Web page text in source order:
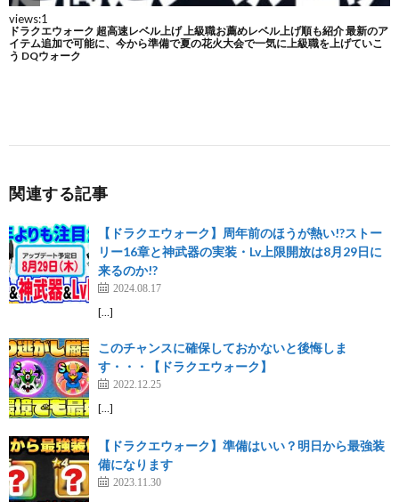
関連する記事
【ドラクエウォーク】周年前のほうが熱い!?ストー
リー16章と神武器の実装・Lv上限開放は8月29日に
来るのか!?
2024.08.17
[…]
このチャンスに確保しておかないと後悔しま
す・・・【ドラクエウォーク】
2022.12.25
[…]
【ドラクエウォーク】準備はいい？明日から最強装
備になります
2023.11.30